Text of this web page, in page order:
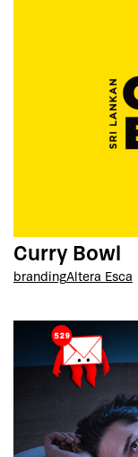
Curry Bowl
brandingAltera Esca